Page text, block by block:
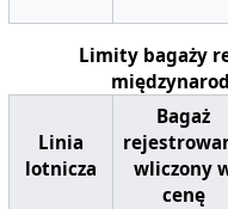
Limity bagaży
Linia
lotnicza
Bagaż
wliczony
cenę